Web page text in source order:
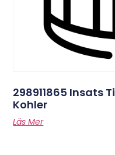
298911865 Insats
Kohler
Läs Mer